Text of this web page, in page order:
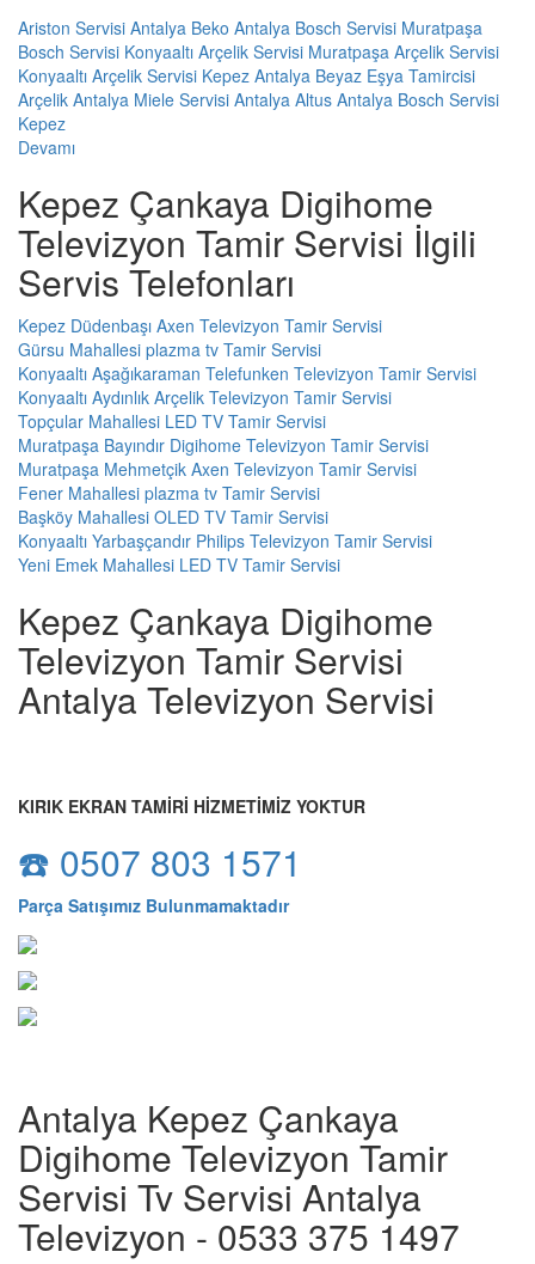
Ariston Servisi Antalya Beko Antalya Bosch Servisi Muratpaşa
Bosch Servisi Konyaaltı Arçelik Servisi Muratpaşa Arçelik Servisi
Konyaaltı Arçelik Servisi Kepez Antalya Beyaz Eşya Tamircisi
Arçelik Antalya Miele Servisi Antalya Altus Antalya Bosch Servisi
Kepez
Devamı
Kepez Çankaya Digihome
Televizyon Tamir Servisi İlgili
Servis Telefonları
Kepez Düdenbaşı Axen Televizyon Tamir Servisi
Gürsu Mahallesi plazma tv Tamir Servisi
Konyaaltı Aşağıkaraman Telefunken Televizyon Tamir Servisi
Konyaaltı Aydınlık Arçelik Televizyon Tamir Servisi
Topçular Mahallesi LED TV Tamir Servisi
Muratpaşa Bayındır Digihome Televizyon Tamir Servisi
Muratpaşa Mehmetçik Axen Televizyon Tamir Servisi
Fener Mahallesi plazma tv Tamir Servisi
Başköy Mahallesi OLED TV Tamir Servisi
Konyaaltı Yarbaşçandır Philips Televizyon Tamir Servisi
Yeni Emek Mahallesi LED TV Tamir Servisi
Kepez Çankaya Digihome
Televizyon Tamir Servisi
Antalya Televizyon Servisi
KIRIK EKRAN TAMİRİ HİZMETİMİZ YOKTUR
☎️ 0507 803 1571
Parça Satışımız Bulunmamaktadır
Antalya Kepez Çankaya
Digihome Televizyon Tamir
Servisi Tv Servisi Antalya
Televizyon - 0533 375 1497